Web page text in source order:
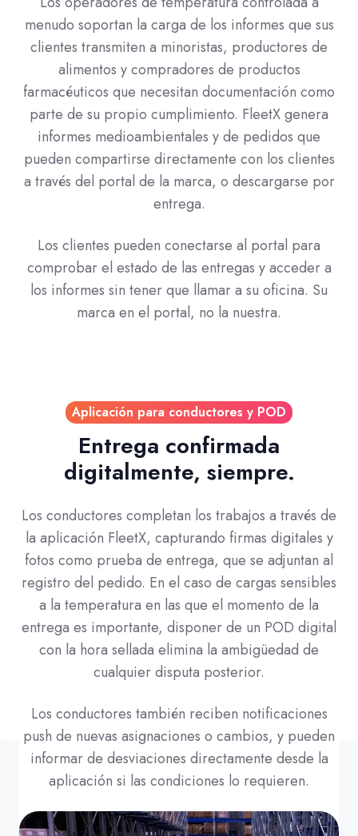
menudo soportan la carga de los informes que sus
clientes transmiten a minoristas, productores de
alimentos y compradores de productos
farmacéuticos que necesitan documentación como
parte de su propio cumplimiento. FleetX genera
informes medioambientales y de pedidos que
pueden compartirse directamente con los clientes
a través del portal de la marca, o descargarse por
entrega.
Los clientes pueden conectarse al portal para
comprobar el estado de las entregas y acceder a
los informes sin tener que llamar a su oficina. Su
marca en el portal, no la nuestra.
Aplicación para conductores y POD
Entrega confirmada
digitalmente, siempre.
Los conductores completan los trabajos a través de
la aplicación FleetX, capturando firmas digitales y
fotos como prueba de entrega, que se adjuntan al
registro del pedido. En el caso de cargas sensibles
a la temperatura en las que el momento de la
entrega es importante, disponer de un POD digital
con la hora sellada elimina la ambigüedad de
cualquier disputa posterior.
Los conductores también reciben notificaciones
push de nuevas asignaciones o cambios, y pueden
informar de desviaciones directamente desde la
aplicación si las condiciones lo requieren.